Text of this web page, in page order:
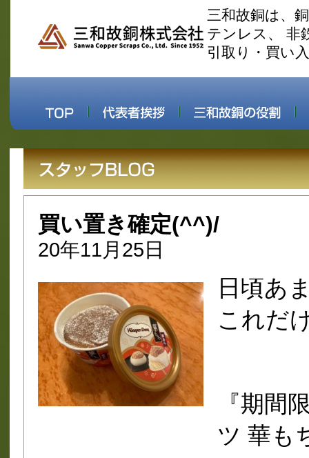
三和故銅は、
テンレス、 非
引取り・買い
買い置き確定(^^)/
20年11月25日
日頃あ
これだ
『期間
ツ 華も